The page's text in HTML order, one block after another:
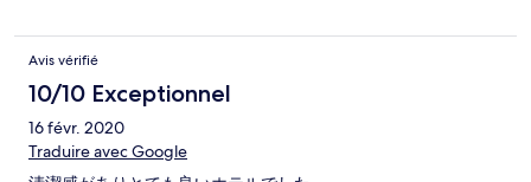
Avis vérifié
10/10 Exceptionnel
16 févr. 2020
Traduire avec Google